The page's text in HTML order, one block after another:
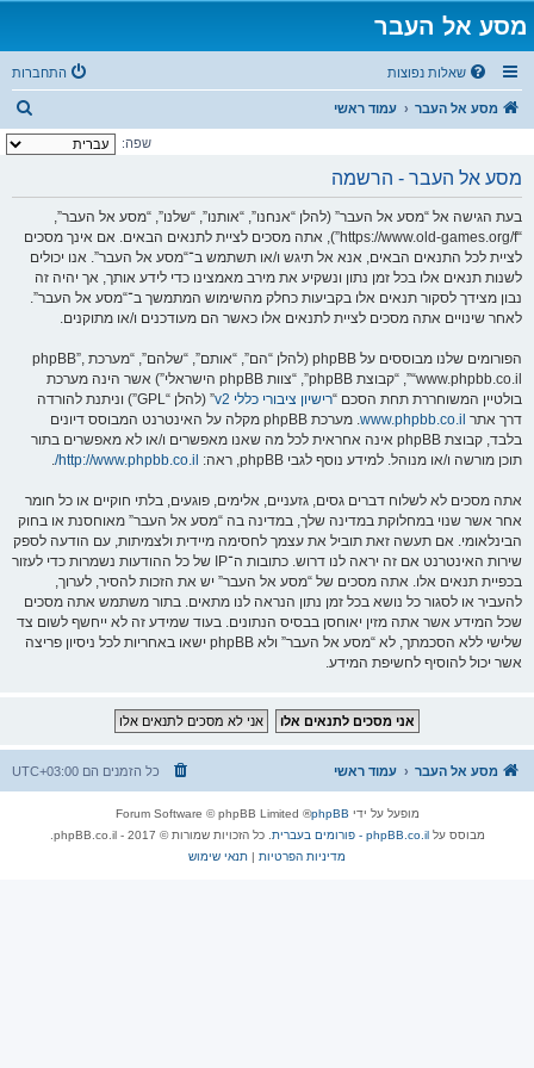
מסע אל העבר
שאלות נפוצות התחברות
מסע אל העבר עמוד ראשי
י
שפה:
מסע אל העבר - הרשמה
בעת הגישה אל “מסע אל העבר” (להלן “אנחנו”, “אותנו”, “שלנו”, “מסע אל העבר”,
“https://www.old-games.org/f”), אתה מסכים לציית לתנאים הבאים. אם אינך מסכים
לציית לכל התנאים הבאים, אנא אל תיגש ו/או תשתמש ב־“מסע אל העבר”. אנו יכולים
לשנות תנאים אלו בכל זמן נתון ונשקיע את מירב מאמצינו כדי לידע אותך, אך יהיה זה
נבון מצידך לסקור תנאים אלו בקביעות כחלק מהשימוש המתמשך ב־“מסע אל העבר”.
לאחר שינויים אתה מסכים לציית לתנאים אלו כאשר הם מעודכנים ו/או מתוקנים.
הפורומים שלנו מבוססים על phpBB (להלן “הם”, “אותם”, “שלהם”, “מערכת phpBB”,
“www.phpbb.co.il”, “קבוצת phpBB”, “צוות phpBB הישראלי”) אשר הינה מערכת
בולטיין המשוחררת תחת הסכם “רישיון ציבורי כללי v2
” (להלן “GPL”) וניתנת להורדה
דרך אתר www.phpbb.co.il
. מערכת phpBB מקלה על האינטרנט המבוסס דיונים
בלבד, קבוצת phpBB אינה אחראית לכל מה שאנו מאפשרים ו/או לא מאפשרים בתור
תוכן מורשה ו/או מנוהל. למידע נוסף לגבי phpBB, ראה:
http://www.phpbb.co.il/
.
אתה מסכים לא לשלוח דברים גסים, גזעניים, אלימים, פוגעים, בלתי חוקיים או כל חומר
אחר אשר שנוי במחלוקת במדינה שלך, במדינה בה “מסע אל העבר” מאוחסנת או בחוק
הבינלאומי. אם תעשה זאת תוביל את עצמך לחסימה מיידית ולצמיתות, עם הודעה לספק
שירות האינטרנט אם זה יראה לנו דרוש. כתובות ה־IP של כל ההודעות נשמרות כדי לעזור
בכפיית תנאים אלו. אתה מסכים של “מסע אל העבר” יש את הזכות להסיר, לערוך,
להעביר או לסגור כל נושא בכל זמן נתון הנראה לנו מתאים. בתור משתמש אתה מסכים
שכל המידע אשר אתה מזין יאוחסן בבסיס הנתונים. בעוד שמידע זה לא ייחשף לשום צד
שלישי ללא הסכמתך, לא “מסע אל העבר” ולא phpBB ישאו באחריות לכל ניסיון פריצה
אשר יכול להוסיף לחשיפת המידע.
מסע אל העבר עמוד ראשי כל הזמנים הם UTC+03:00
מופעל על ידי phpBB
® Forum Software © phpBB Limited
מבוסס עלphpBB.co.il - פורומים בעברית
. כל הזכויות שמורות © 2017 - phpBB.co.il.
מדיניות הפרטיות | תנאי שימוש